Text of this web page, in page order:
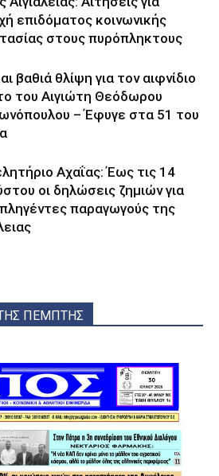
επιδόματος κοινωνικής
στους πυρόπληκτους
βαθιά θλίψη για τον αιφνίδιο
του Αιγιώτη Θεόδωρου
– Έφυγε στα 51 του
Αχαΐας: Έως τις 14
οι δηλώσεις ζημιών για
παραγωγούς της
ΠΕΜΠΤΗΣ